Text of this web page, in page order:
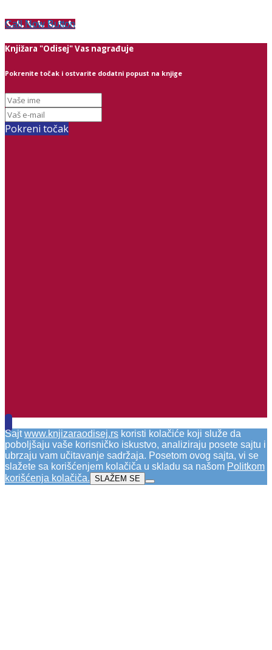
Call Now Button
Knjižara "Odisej" Vas nagrađuje
Pokrenite točak i ostvarite dodatni popust na knjige
Pokreni točak
Sajtwww.knjizaraodisej.rs koristi kolačiće koji služe da
poboljšaju vaše korisničko iskustvo, analiziraju posete sajtu i
ubrzaju vam učitavanje sadržaja. Posetom ovog sajta, vi se
slažete sa korišćenjem kolačiča u skladu sa našom Politkom
korišćenja kolačiča. SLAŽEM SE